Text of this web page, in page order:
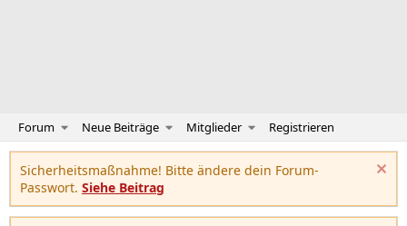
Forum Neue Beiträge Mitglieder Registrieren
Sicherheitsmaßnahme! Bitte ändere dein Forum-
Passwort. Siehe Beitrag